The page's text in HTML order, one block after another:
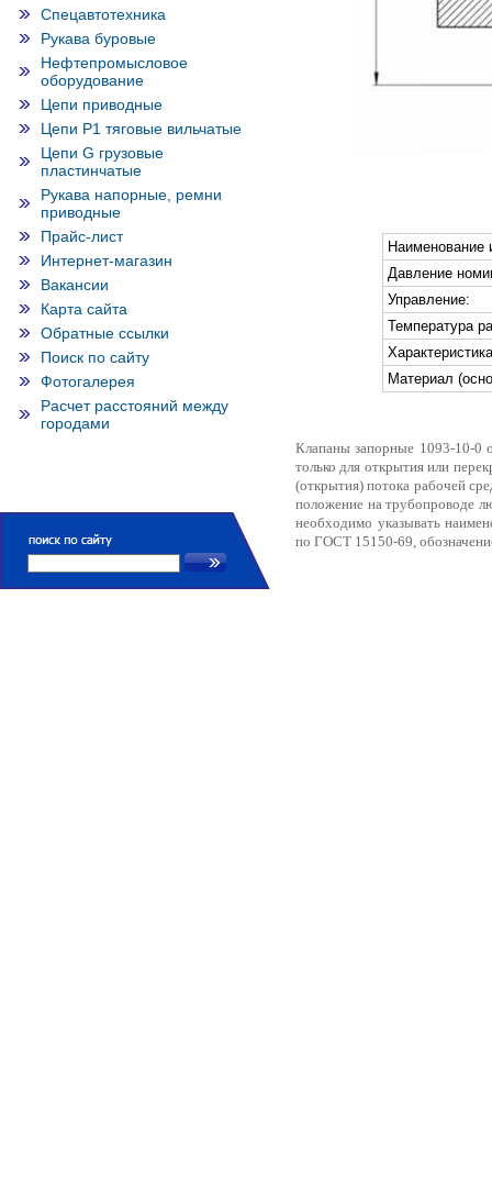
Спецавтотехника
Рукава буровые
Нефтепромысловое
оборудование
Цепи приводные
Цепи Р1 тяговые вильчатые
Цепи G грузовые
пластинчатые
Рукава напорные, ремни
приводные
Прайс-лист
Интернет-магазин
Вакансии
Карта сайта
Обратные ссылки
Поиск по сайту
Фотогалерея
Расчет расстояний между
городами
Наименование
Давление
Управление:
Температура
Материал
Клапаны запорные 1093-10-0
только для открытия или
(открытия) потока рабочей
положение на трубопроводе
необходимо указывать
по ГОСТ 15150-69,